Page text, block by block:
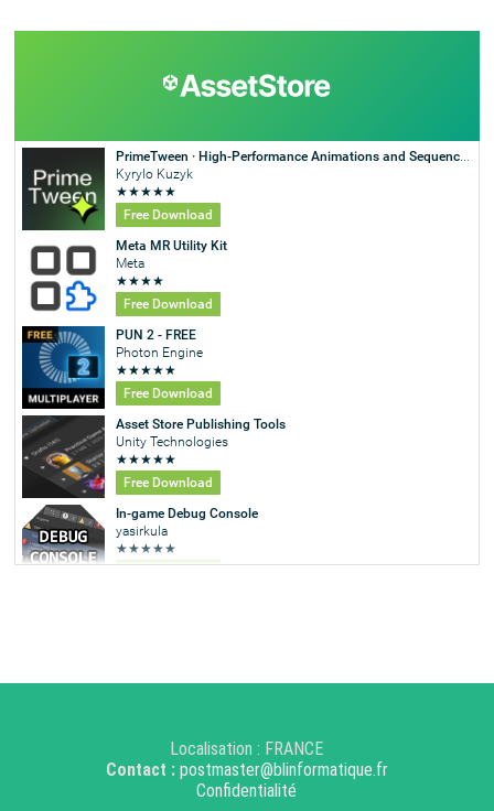
Localisation : FRANCE
Contact : postmaster@blinformatique.fr
Confidentialité